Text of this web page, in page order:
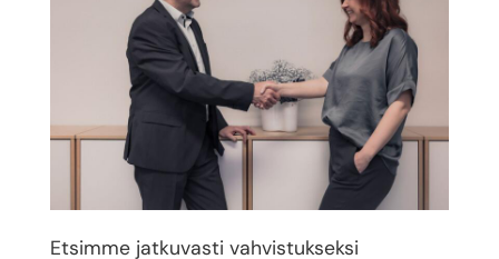
Etsimme jatkuvasti vahvistukseksi